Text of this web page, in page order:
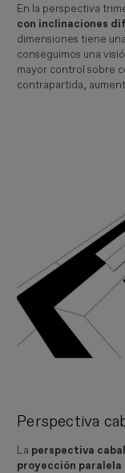
En la perspectiva
con inclinaciones
dimensiones tiene
conseguimos una
mayor control sobre
contrapartida,
Perspectiva
La perspectiva
proyección paralela